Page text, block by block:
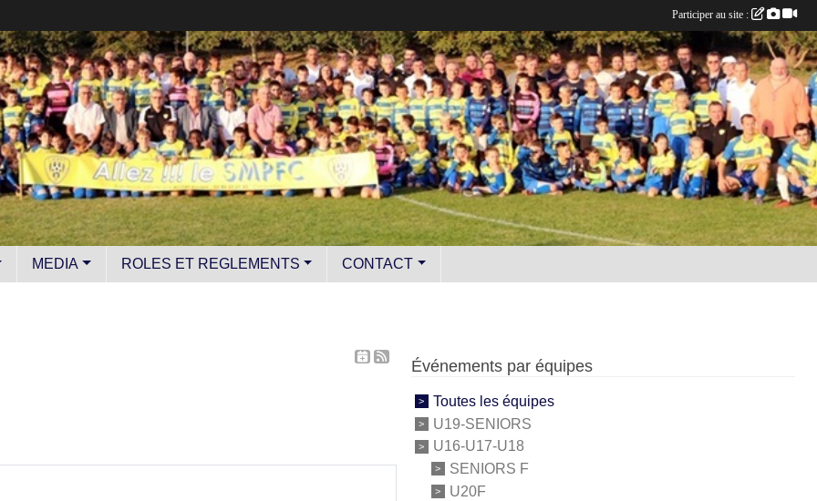
MEDIA ROLES ET REGLEMENTS CONTACT
Événements par équipes
Toutes les équipes
U19-SENIORS
U16-U17-U18
SENIORS F
U20F
Participer au site :